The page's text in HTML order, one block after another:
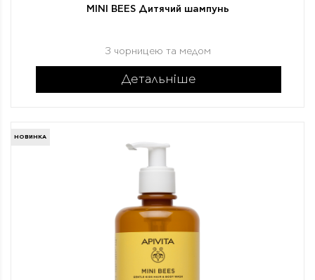
MINI BEES Дитячий шампунь
З чорницею та медом
Детальніше
НОВИНКА